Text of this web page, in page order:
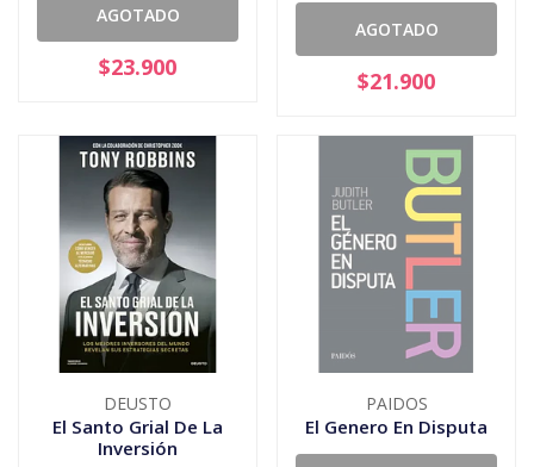
AGOTADO
$23.900
AGOTADO
$21.900
DEUSTO
El Santo Grial De La
Inversión
PAIDOS
El Genero En Disputa